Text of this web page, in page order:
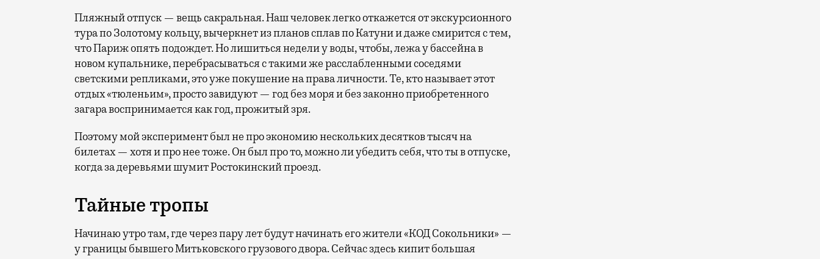
Пляжный отпуск — вещь сакральная. Наш человек легко откажется от экскурсионного
тура по Золотому кольцу, вычеркнет из планов сплав по Катуни и даже смирится с тем,
что Париж опять подождет. Но лишиться недели у воды, чтобы, лежа у бассейна в
новом купальнике, перебрасываться с такими же расслабленными соседями
светскими репликами, это уже покушение на права личности. Те, кто называет этот
отдых «тюленьим», просто завидуют — год без моря и без законно приобретенного
загара воспринимается как год, прожитый зря.
Поэтому мой эксперимент был не про экономию нескольких десятков тысяч на
билетах — хотя и про нее тоже. Он был про то, можно ли убедить себя, что ты в отпуске,
когда за деревьями шумит Ростокинский проезд.
Тайные тропы
Начинаю утро там, где через пару лет будут начинать его жители «КОД Сокольники» —
у границы бывшего Митьковского грузового двора. Сейчас здесь кипит большая